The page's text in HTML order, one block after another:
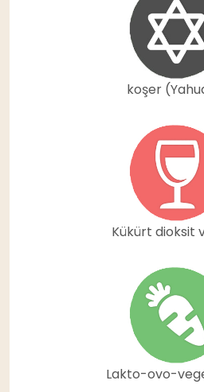
koşer
Kükürt dioksit
Lakto-ovo-